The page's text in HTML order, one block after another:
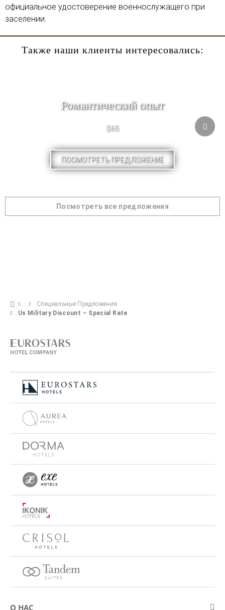
официальное удостоверение военнослужащего при
заселении.
Также наши клиенты интересовались:
Романтический опыт
$65
ПОСМОТРЕТЬ ПРЕДЛОЖЕНИЕ
Посмотреть все предложения
Специальные Предложения
Us Military Discount – Special Rate
О НАС